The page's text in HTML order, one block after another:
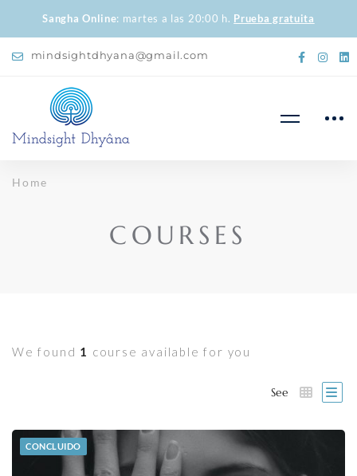
Sangha Online: martes a las 20:00 h. Prueba gratuita
mindsightdhyana@gmail.com
Home
COURSES
We found 1 course available for you
See
CONCLUIDO